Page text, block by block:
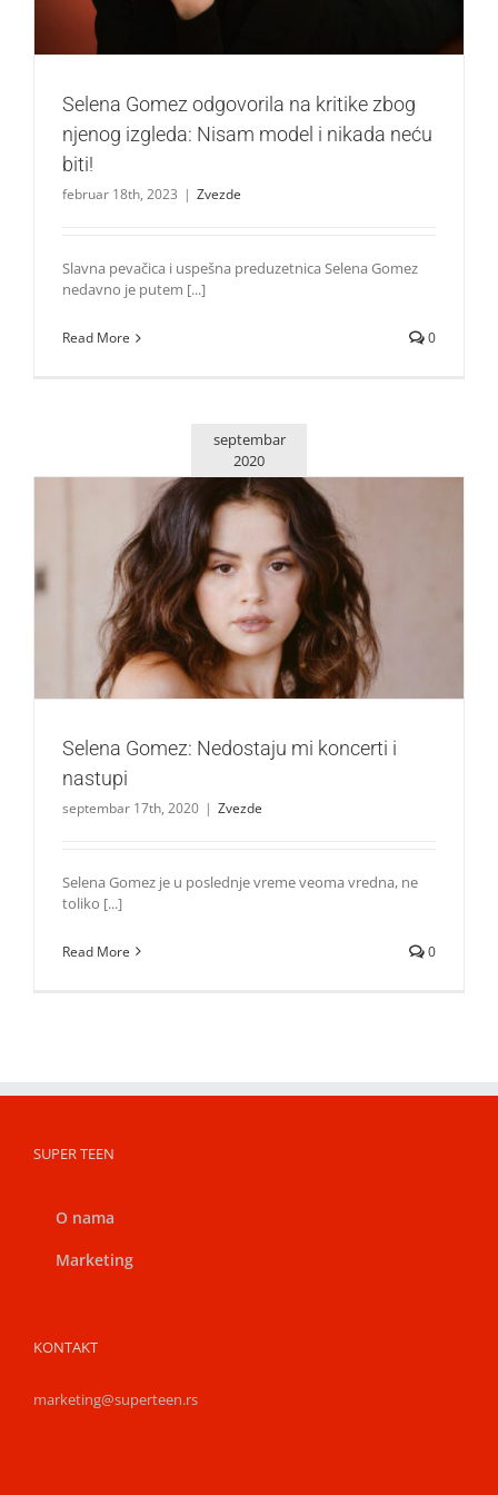
Selena Gomez odgovorila na kritike zbog
njenog izgleda: Nisam model i nikada neću
biti!
februar 18th, 2023 | Zvezde
Slavna pevačica i uspešna preduzetnica Selena Gomez
nedavno je putem [...]
Read More 0
septembar
2020
Selena Gomez: Nedostaju mi koncerti i nastupi
Zvezde
Selena Gomez: Nedostaju mi koncerti i
nastupi
septembar 17th, 2020 | Zvezde
Selena Gomez je u poslednje vreme veoma vredna, ne
toliko [...]
Read More 0
SUPER TEEN
O nama
Marketing
KONTAKT
marketing@superteen.rs